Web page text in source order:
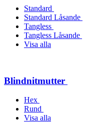
Standard
Standard Låsande
Tangless
Tangless Låsande
Visa alla
Blindnitmutter
Hex
Rund
Visa alla